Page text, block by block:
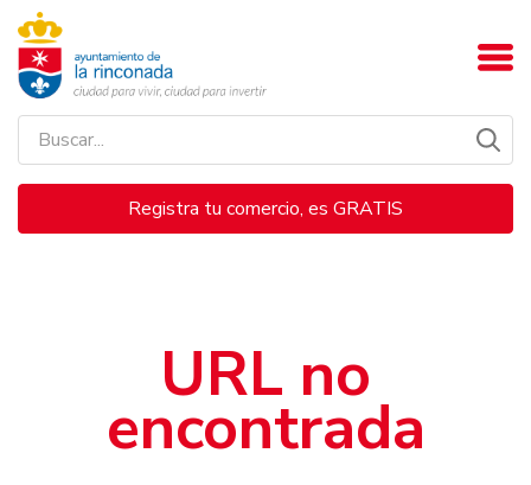
Registra tu comercio, es GRATIS
URL no
encontrada